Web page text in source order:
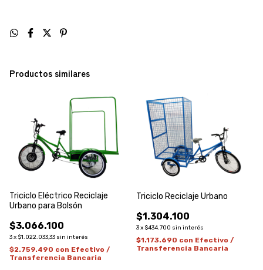
Productos similares
Triciclo Eléctrico Reciclaje
Urbano para Bolsón
$3.066.100
3x $1.022.033,33 sin interés
$2.759.490 con Efectivo /
Transferencia Bancaria
Triciclo Reciclaje Urbano
$1.304.100
3x $434.700 sin interés
$1.173.690 con Efectivo /
Transferencia Bancaria